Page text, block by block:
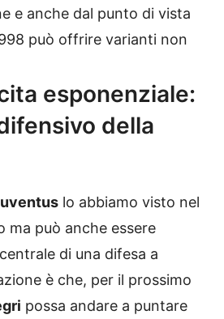
e anche dal punto di vista
può offrire varianti non
esponenziale:
della
lo abbiamo visto nel
ma può anche essere
di una difesa a
è che, per il prossimo
possa andare a puntare